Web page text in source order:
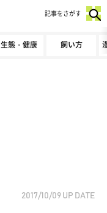
生態・健康 飼い方
記事をさがす
2017/10/09 UP DATE